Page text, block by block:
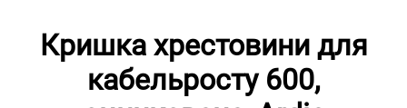
Кришка хрестовини для
кабельросту 600,